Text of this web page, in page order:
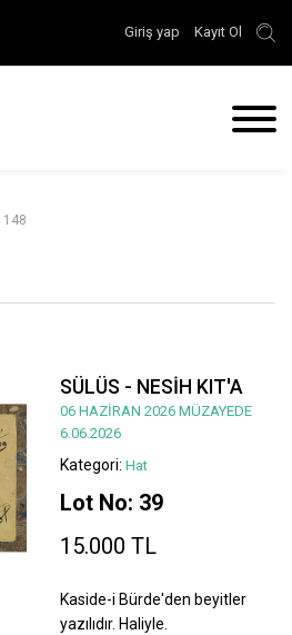
Giriş yap Kayıt Ol
148
SÜLÜS - NESİH KIT'A
06 HAZİRAN 2026 MÜZAYEDE
6.06.2026
Kategori: Hat
Lot No: 39
15.000 TL
Kaside-i Bürde'den beyitler
yazılıdır. Haliyle.